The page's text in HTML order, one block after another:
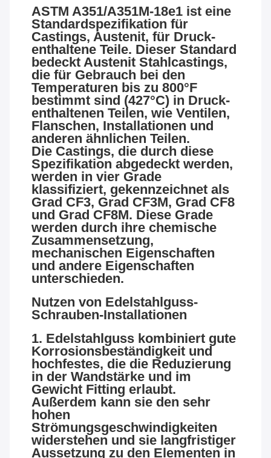
ASTM A351/A351M-18e1 ist eine
Standardspezifikation für
Castings, Austenit, für Druck-
enthaltene Teile. Dieser Standard
bedeckt Austenit Stahlcastings,
die für Gebrauch bei den
Temperaturen bis zu 800°F
bestimmt sind (427°C) in Druck-
enthaltenen Teilen, wie Ventilen,
Flanschen, Installationen und
anderen ähnlichen Teilen.
Die Castings, die durch diese
Spezifikation abgedeckt werden,
werden in vier Grade
klassifiziert, gekennzeichnet als
Grad CF3, Grad CF3M, Grad CF8
und Grad CF8M. Diese Grade
werden durch ihre chemische
Zusammensetzung,
mechanischen Eigenschaften
und andere Eigenschaften
unterschieden.
Nutzen von Edelstahlguss-
Schrauben-Installationen
1. Edelstahlguss kombiniert gute
Korrosionsbeständigkeit und
hochfestes, die die Reduzierung
in der Wandstärke und im
Gewicht Fitting erlaubt.
Außerdem kann sie den sehr
hohen
Strömungsgeschwindigkeiten
widerstehen und sie langfristiger
Aussetzung zu den Elementen in